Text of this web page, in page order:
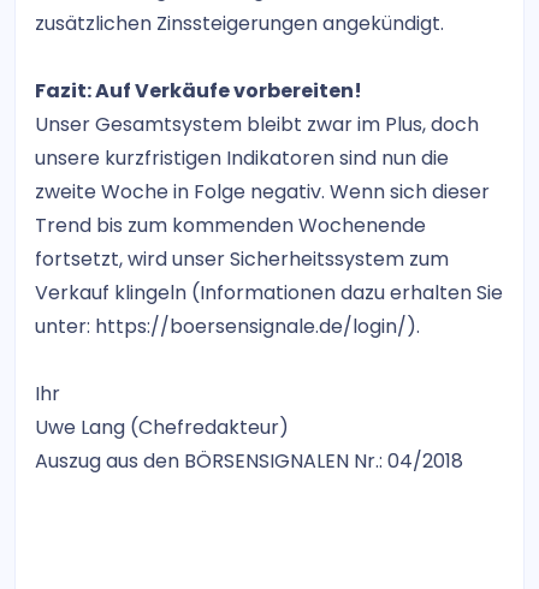
zusätzlichen Zinssteigerungen angekündigt.
Fazit: Auf Verkäufe vorbereiten!
Unser Gesamtsystem bleibt zwar im Plus, doch
unsere kurzfristigen Indikatoren sind nun die
zweite Woche in Folge negativ. Wenn sich dieser
Trend bis zum kommenden Wochenende
fortsetzt, wird unser Sicherheitssystem zum
Verkauf klingeln (Informationen dazu erhalten Sie
unter: https://boersensignale.de/login/).
Ihr
Uwe Lang (Chefredakteur)
Auszug aus den BÖRSENSIGNALEN Nr.: 04/2018